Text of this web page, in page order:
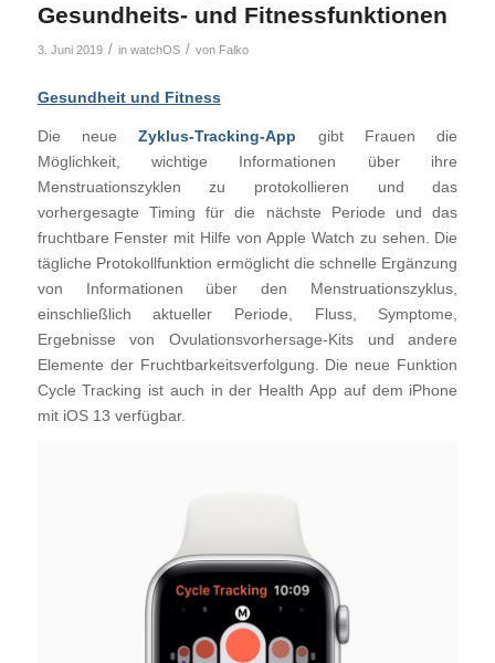
Gesundheits- und Fitnessfunktionen
3. Juni 2019 / in watchOS / von Falko
Gesundheit und Fitness
Die neueZyklus-Tracking-App gibt Frauen die
Möglichkeit, wichtige Informationen über ihre
Menstruationszyklen zu protokollieren und das
vorhergesagte Timing für die nächste Periode und das
fruchtbare Fenster mit Hilfe von Apple Watch zu sehen. Die
tägliche Protokollfunktion ermöglicht die schnelle Ergänzung
von Informationen über den Menstruationszyklus,
einschließlich aktueller Periode, Fluss, Symptome,
Ergebnisse von Ovulationsvorhersage-Kits und andere
Elemente der Fruchtbarkeitsverfolgung. Die neue Funktion
Cycle Tracking ist auch in der Health App auf dem iPhone
mit iOS 13 verfügbar.